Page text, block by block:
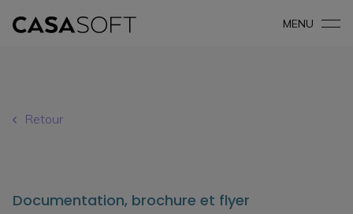
MENU
Retour
Documentation, brochure et flyer